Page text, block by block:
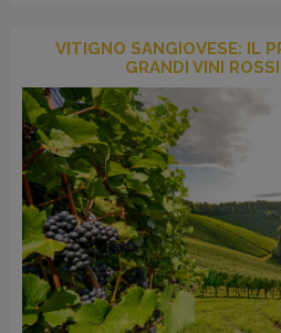
VITIGNO SANGIOVESE: IL
GRANDI VINI